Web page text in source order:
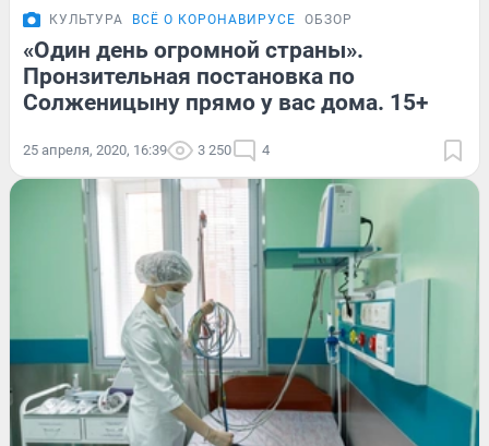
КУЛЬТУРА ВСЁ О КОРОНАВИРУСЕ ОБЗОР
«Один день огромной страны».
Пронзительная постановка по
Солженицыну прямо у вас дома. 15+
25 апреля, 2020, 16:39 3 250 4